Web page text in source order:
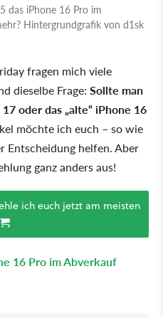
das iPhone 16 Pro im
Hintergrundgrafik von d1sk
fragen mich viele
dieselbe Frage: Sollte man
oder das „alte“ iPhone 16
möchte ich euch – so wie
Entscheidung helfen. Aber
ganz anders aus!
ich euch jetzt am meisten
16 Pro im Abverkauf